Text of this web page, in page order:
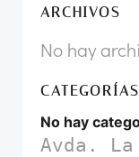
ARCHIVOS
No hay
CATEGORÍAS
No hay
Avda.